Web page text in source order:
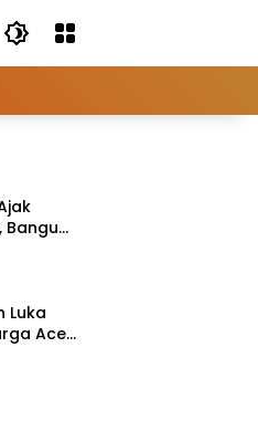
Bangun
Luka
Aceh